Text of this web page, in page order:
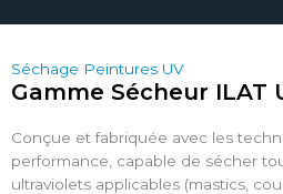
Séchage Peintures UV
Gamme Sécheur ILAT
Conçue et fabriquée avec les
performance, capable de sécher
ultraviolets applicables (mastics,